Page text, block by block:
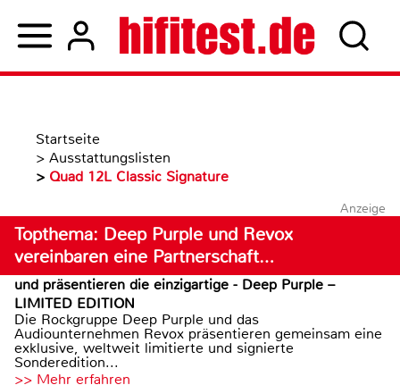
Startseite
> Ausstattungslisten
> Quad 12L Classic Signature
Anzeige
Topthema: Deep Purple und Revox
vereinbaren eine Partnerschaft…
und präsentieren die einzigartige - Deep Purple –
LIMITED EDITION
Die Rockgruppe Deep Purple und das
Audiounternehmen Revox präsentieren gemeinsam eine
exklusive, weltweit limitierte und signierte
Sonderedition...
>> Mehr erfahren